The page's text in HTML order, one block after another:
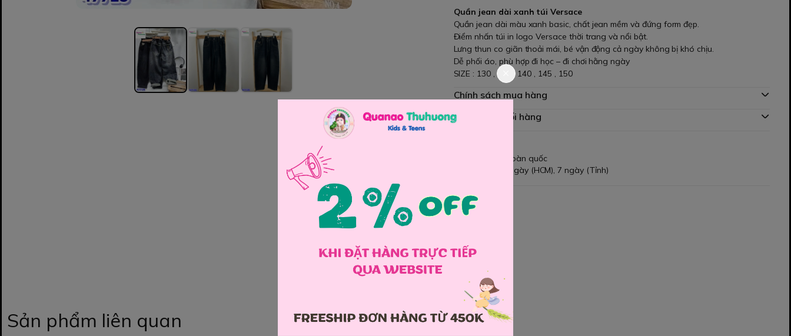
Quần jean dài xanh túi Versace
Quần jean dài màu xanh basic, chất jean mềm và đứng form đẹp.
Điểm nhấn túi in logo Versace thời trang và nổi bật.
Lưng thun co giãn thoải mái, bé vận động cả ngày không bị khó chịu.
Dễ phối áo, phù hợp đi học – đi chơi hằng ngày
SIZE : 130 , 135 , 140 , 145 , 150
Chính sách mua hàng
Chính sách đổi hàng
Giao hàng toàn quốc
Đổi hàng 3 ngày (HCM), 7 ngày (Tỉnh)
Chia sẻ
Sản phẩm liên quan